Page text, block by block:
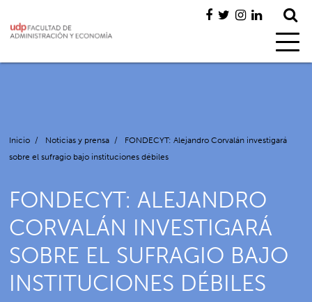
Inicio / Noticias y prensa /
FONDECYT: Alejandro Corvalán investigará
sobre el sufragio bajo instituciones débiles
FONDECYT: ALEJANDRO
CORVALÁN INVESTIGARÁ
SOBRE EL SUFRAGIO BAJO
INSTITUCIONES DÉBILES